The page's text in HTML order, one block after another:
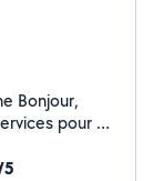
pour de
petites